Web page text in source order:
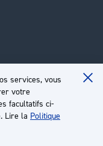
services, vous
votre
facultatifs ci-
Lire la Politique